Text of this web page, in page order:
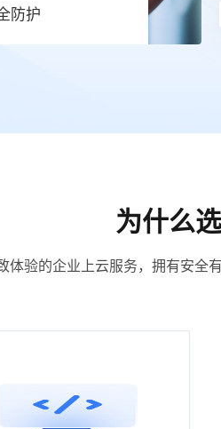
防护
为什么
体验的企业上云服务，拥有安全